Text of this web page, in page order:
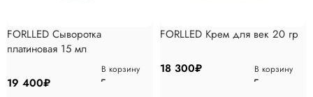
FORLLED Сыворотка
платиновая 15 мл
19 400₽
В корзину
FORLLED Крем для век 20 гр
18 300₽ В корзину